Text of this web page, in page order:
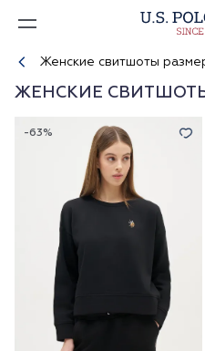
Женские свитшоты
ЖЕНСКИЕ
-63%